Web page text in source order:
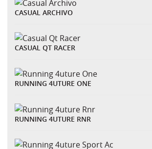
CASUAL ARCHIVO
CASUAL QT RACER
RUNNING 4UTURE ONE
RUNNING 4UTURE RNR